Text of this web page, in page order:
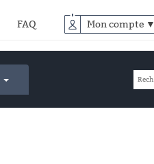
FAQ Mon compte ▼